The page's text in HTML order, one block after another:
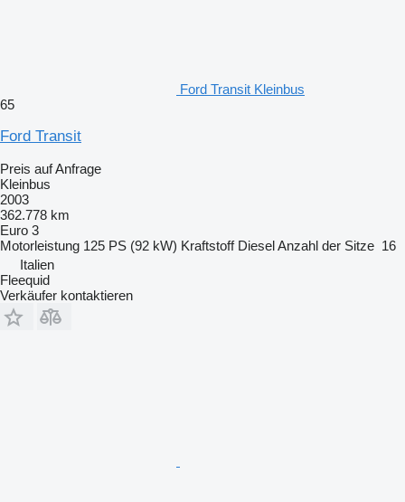
Ford Transit Kleinbus
65
Ford Transit
Preis auf Anfrage
Kleinbus
2003
362.778 km
Euro 3
Motorleistung 125 PS (92 kW) Kraftstoff DieselAnzahl der Sitze 16
Italien
Fleequid
Verkäufer kontaktieren